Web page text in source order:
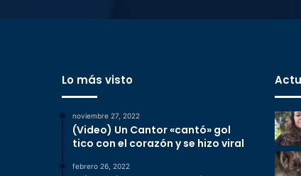
Lo más visto
noviembre 27, 2022
(Video) Un Cantor «cantó» gol
tico con el corazón y se hizo viral
febrero 26, 2022